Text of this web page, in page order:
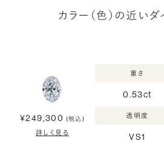
カラー（色）の近い
¥249,300 (税込)
詳しく見る
重さ
0.53ct
透明度
VS1